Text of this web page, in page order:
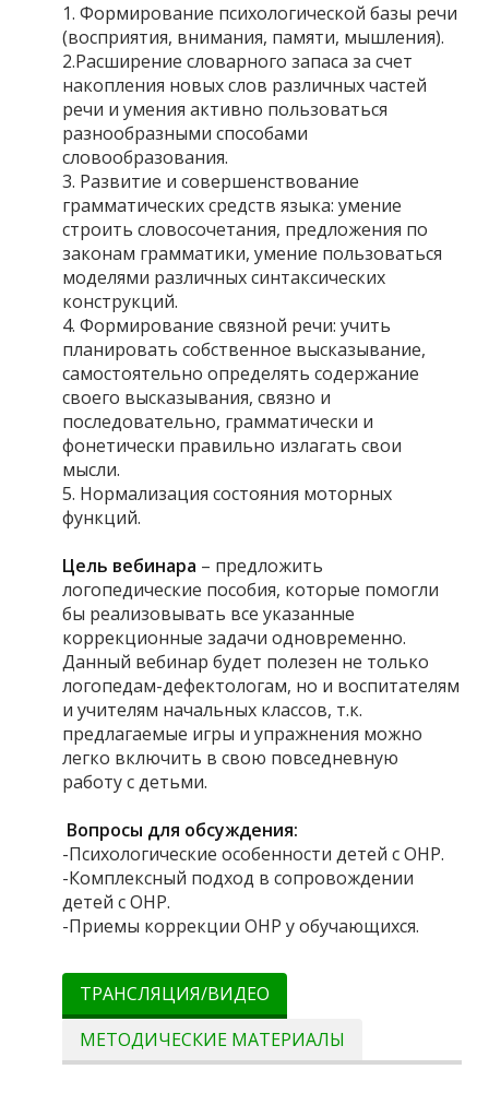
1. Формирование психологической базы речи
(восприятия, внимания, памяти, мышления).
2.Расширение словарного запаса за счет
накопления новых слов различных частей
речи и умения активно пользоваться
разнообразными способами
словообразования.
3. Развитие и совершенствование
грамматических средств языка: умение
строить словосочетания, предложения по
законам грамматики, умение пользоваться
моделями различных синтаксических
конструкций.
4. Формирование связной речи: учить
планировать собственное высказывание,
самостоятельно определять содержание
своего высказывания, связно и
последовательно, грамматически и
фонетически правильно излагать свои
мысли.
5. Нормализация состояния моторных
функций.
Цель вебинара – предложить
логопедические пособия, которые помогли
бы реализовывать все указанные
коррекционные задачи одновременно.
Данный вебинар будет полезен не только
логопедам-дефектологам, но и воспитателям
и учителям начальных классов, т.к.
предлагаемые игры и упражнения можно
легко включить в свою повседневную
работу с детьми.
Вопросы для обсуждения:
-Психологические особенности детей с ОНР.
-Комплексный подход в сопровождении
детей с ОНР.
-Приемы коррекции ОНР у обучающихся.
ТРАНСЛЯЦИЯ/ВИДЕО
МЕТОДИЧЕСКИЕ МАТЕРИАЛЫ